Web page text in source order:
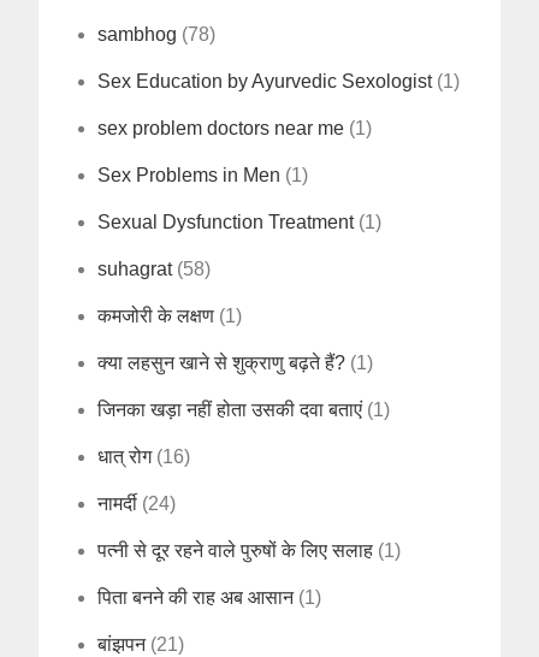
sambhog (78)
Sex Education by Ayurvedic Sexologist(1)
sex problem doctors near me (1)
Sex Problems in Men (1)
Sexual Dysfunction Treatment(1)
suhagrat(58)
कमजोरी के लक्षण (1)
क्या लहसुन खाने से शुक्राणु बढ़ते हैं? (1)
जिनका खड़ा नहीं होता उसकी दवा बताएं (1)
धात् रोग(16)
नामर्दी (24)
पत्नी से दूर रहने वाले पुरुषों के लिए सलाह (1)
पिता बनने की राह अब आसान(1)
बांझपन(21)